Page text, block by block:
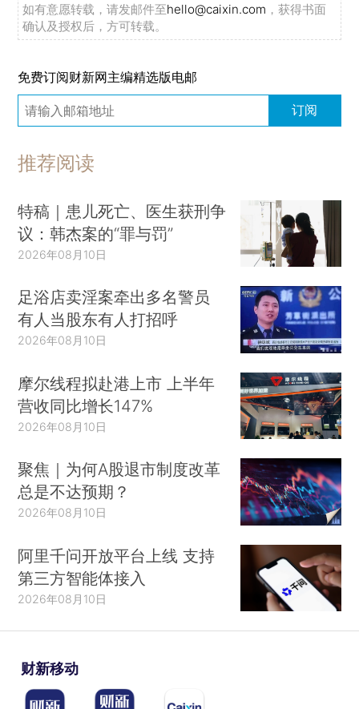
如有意愿转载，请发邮件至hello@caixin.com ，获得书面
确认及授权后，方可转载。
免费订阅财新网主编精选版电邮
订阅
推荐阅读
特稿｜患儿死亡、医生获刑争
议：韩杰案的“罪与罚”
2026年08月10日
足浴店卖淫案牵出多名警员
有人当股东有人打招呼
2026年08月10日
摩尔线程拟赴港上市 上半年
营收同比增长147%
2026年08月10日
聚焦｜为何A股退市制度改革
总是不达预期？
2026年08月10日
阿里千问开放平台上线 支持
第三方智能体接入
2026年08月10日
财新移动